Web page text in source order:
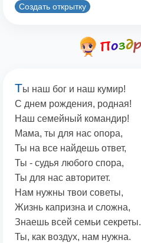
Создать открытку
Ты наш бог и наш кумир!
С днем рождения, родная!
Наш семейный командир!
Мама, ты для нас опора,
Ты на все найдешь ответ,
Ты - судья любого спора,
Ты для нас авторитет.
Нам нужны твои советы,
Жизнь капризна и сложна,
Знаешь всей семьи секреты.
Ты, как воздух, нам нужна.